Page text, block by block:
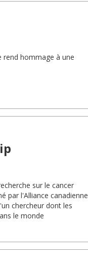
rend hommage à une
sur le cancer
par l'Alliance canadienne
chercheur dont les
le monde